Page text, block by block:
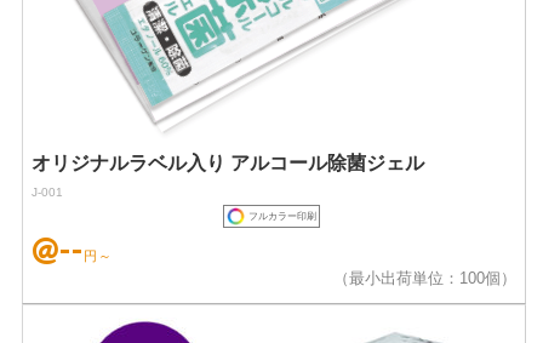
オリジナルラベル入り アルコール除菌ジェル
J-001
フルカラー印刷
@-- 円～
（最小出荷単位：100個）